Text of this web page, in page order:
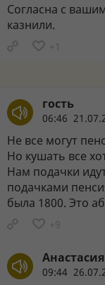
Согласна с
казнили.
+1
гость
06:46
Не все могут
Но кушать все
Нам подачки
подачками
была 1800. Это
+9
Анастасия
09:44